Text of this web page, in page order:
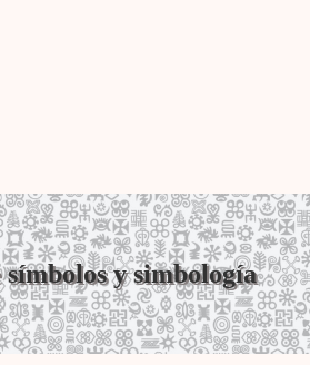
y simbología